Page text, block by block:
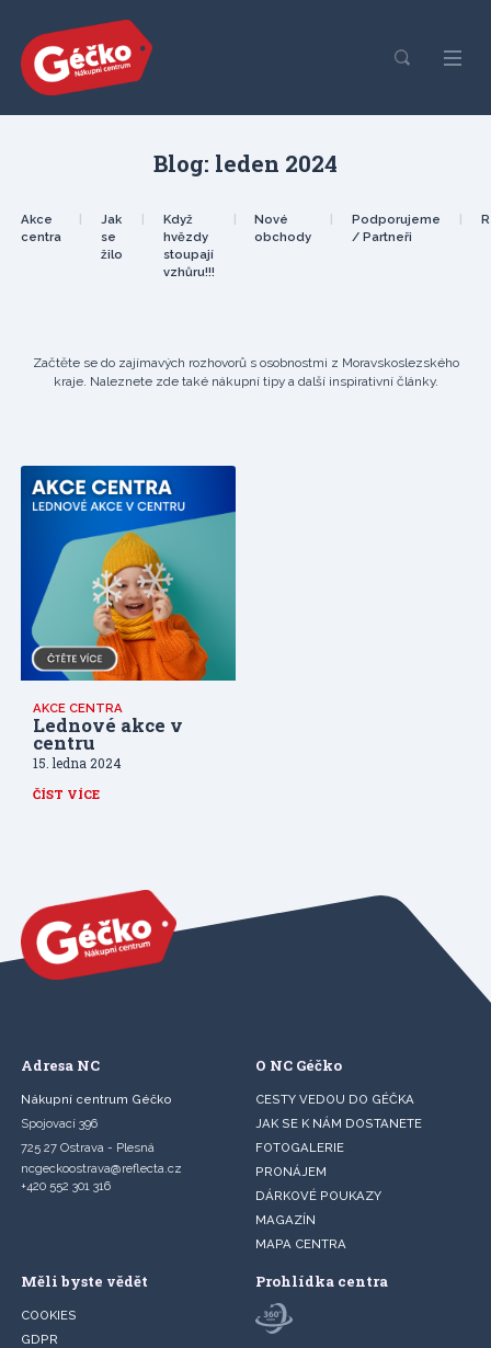
Blog: leden 2024
Akce
centra
Jak
se
žilo
Když
hvězdy
stoupají
vzhůru!!!
Nové
obchody
Podporujeme
/ Partneři
Začtěte se do zajímavých rozhovorů s osobnostmi z Moravskoslezského
kraje. Naleznete zde také nákupní tipy a další inspirativní články.
AKCE CENTRA
Lednové akce v
centru
15. ledna 2024
ČÍST VÍCE
Adresa NC
Nákupní centrum Géčko
Spojovací 396
725 27 Ostrava - Plesná
ncgeckoostrava@reflecta.cz
+420 552 301 316
O NC Géčko
CESTY VEDOU DO GÉČKA
JAK SE K NÁM DOSTANETE
FOTOGALERIE
PRONÁJEM
DÁRKOVÉ POUKAZY
MAGAZÍN
MAPA CENTRA
Měli byste vědět
COOKIES
GDPR
Prohlídka centra